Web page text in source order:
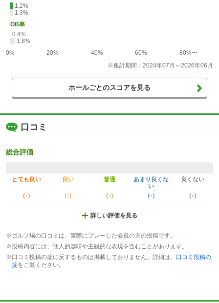
1.2%
1.3%
OB率
0.4%
1.8%
0%
20% 40% 60%
80%〜
※集計期間：2024年07月～2026年06月
ホールごとのスコアを見る
口コミ
総合評価
とても良い 良い 普通
あまり良くな
い
良くない
（-） （-） （-） （-） （-）
詳しい評価を見る
※ゴルフ場の口コミは、実際にプレーした会員の方の投稿です。
※投稿内容には、個人的趣味や主観的な表現を含むことがあります。
※口コミ投稿の掟に反するものは掲載しておりません。詳細は、 口コミ投稿の
掟をご覧ください。